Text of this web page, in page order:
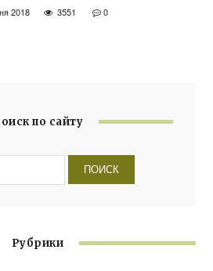
2018 3551 0
по сайту
Рубрики